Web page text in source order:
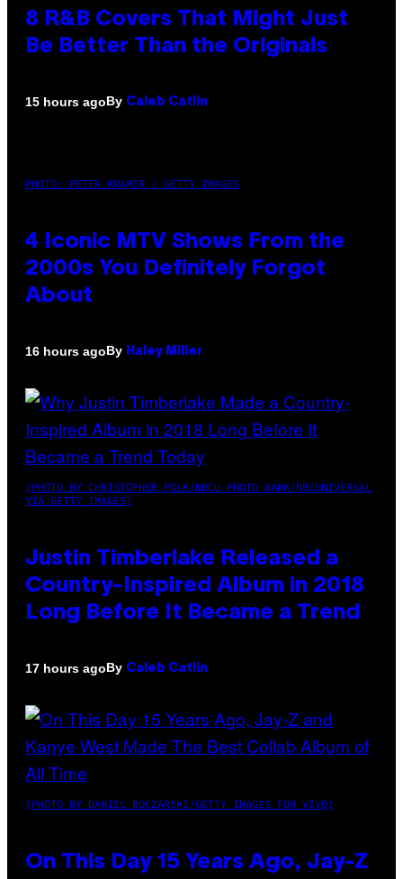
8 R&B Covers That Might Just
Be Better Than the Originals
15 hours agoBy Caleb Catlin
PHOTO: PETER KRAMER / GETTY IMAGES
4 Iconic MTV Shows From the
2000s You Definitely Forgot
About
16 hours agoBy Haley Miller
(PHOTO BY CHRISTOPHER POLK/NBCU PHOTO BANK/NBCUNIVERSAL
VIA GETTY IMAGES)
Justin Timberlake Released a
Country-Inspired Album in 2018
Long Before It Became a Trend
17 hours agoBy Caleb Catlin
(PHOTO BY DANIEL BOCZARSKI/GETTY IMAGES FOR VEVO)
On This Day 15 Years Ago, Jay-Z